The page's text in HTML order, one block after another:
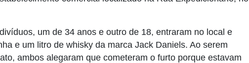
um de 34 anos e outro de 18, entraram no local e
e um litro de whisky da marca Jack Daniels. Ao serem
ambos alegaram que cometeram o furto porque estavam